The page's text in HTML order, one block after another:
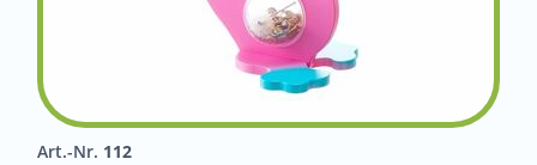
Art.-Nr. 112